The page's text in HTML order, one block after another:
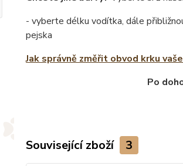
- vyberte délku vodítka, dále
pejska
Jak správně změřit obvod krku
Po
Související zboží 3